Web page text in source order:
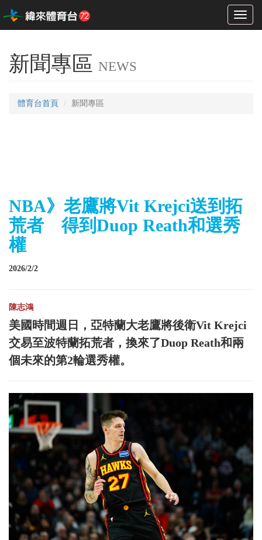
Toggle
新聞專區 NEWS
體育台首頁 新聞專區
NBA》老鷹將Vit Krejci送到拓
荒者 得到Duop Reath和選秀
權
2026/2/2
陳志鴻
美國時間週日，亞特蘭大老鷹將後衛Vit Krejci
交易至波特蘭拓荒者，換來了Duop Reath和兩
個未來的第2輪選秀權。